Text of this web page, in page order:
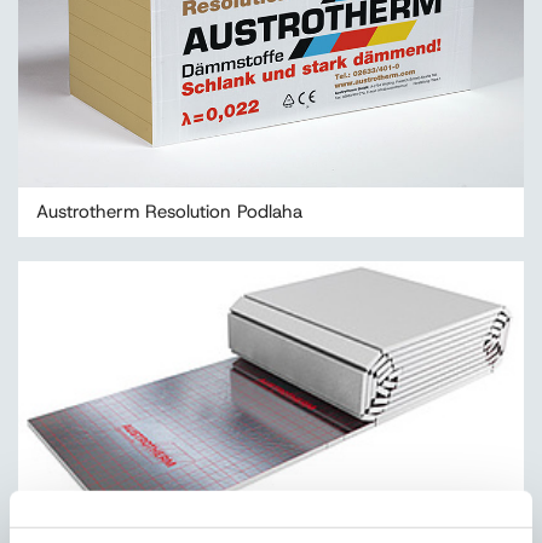
Austrotherm Resolution Podlaha